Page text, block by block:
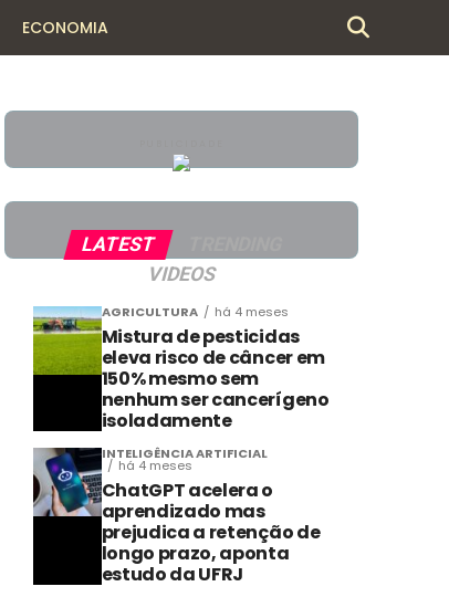
ECONOMIA
LATEST
VIDEOS
AGRICULTURA há 4 meses
Mistura de pesticidas
eleva risco de câncer em
150% mesmo sem
nenhum ser cancerígeno
isoladamente
INTELIGÊNCIA ARTIFICIAL
há 4 meses
ChatGPT acelera o
aprendizado mas
prejudica a retenção de
longo prazo, aponta
estudo da UFRJ